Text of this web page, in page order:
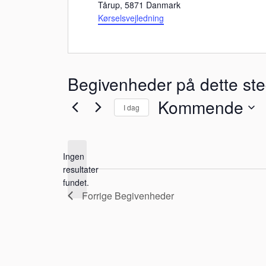
Tårup, 5871 Danmark
Kørselsvejledning
Begivenheder på dette
Notice
Ingen
resultater
fundet.
I dag Kommende
Forrige Begivenheder